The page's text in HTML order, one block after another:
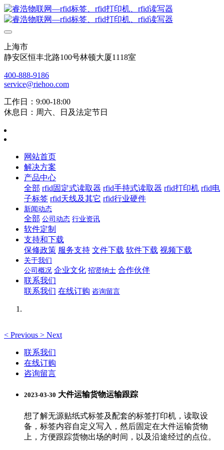
上海市
静安区恒丰北路100号林顿大厦1118室
400-888-9186
service@riehoo.com
工作日：9:00-18:00
休息日：周六、日及法定节日
网站首页
解决方案
产品中心
全部 rfid固定式读取器 rfid手持式读取器 rfid打印机 rfid电
子标签 rfid天线及其它 rfid行业硬件
新闻动态
全部 公司动态 行业资讯
软件定制
支持和下载
保修政策 服务支持 文件下载 软件下载 视频下载
关于我们
公司概况 企业文化 招贤纳士 合作伙伴
联系我们
联系我们 在线订购 咨询留言
< Previous > Next
联系我们
在线订购
咨询留言
2023-03-30 大件运输货物运输跟踪
想了解无源贴纸式标签及配套的标签打印机，读取设
备，标签内容自定义写入，然后固定在大件运输货物
上，方便跟踪货物出场的时间，以及沿途经过的点位。